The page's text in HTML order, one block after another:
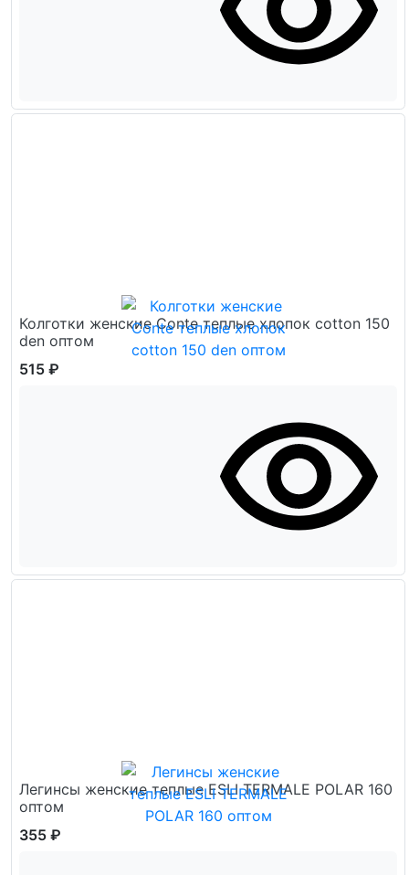
Колготки женские Conte теплые хлопок cotton 150
den оптом
515 ₽
Легинсы женские теплые ESLI TERMALE POLAR 160
оптом
355 ₽